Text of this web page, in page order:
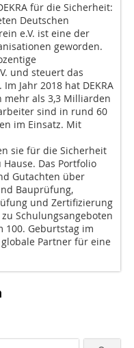
für die Sicherheit:
Deutschen
e.V. ist eine der
geworden.
und steuert das
Jahr 2018 hat DEKRA
mehr als 3,3 Milliarden
sind in rund 60
im Einsatz. Mit
sie für die Sicherheit
Das Portfolio
Gutachten über
Bauprüfung,
und Zertifizierung
Schulungsangeboten
100. Geburtstag im
globale Partner für eine